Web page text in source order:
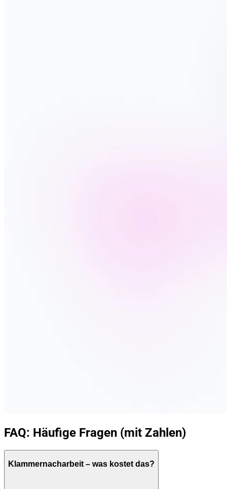
FAQ: Häufige Fragen (mit Zahlen)
Klammernacharbeit – was kostet das?